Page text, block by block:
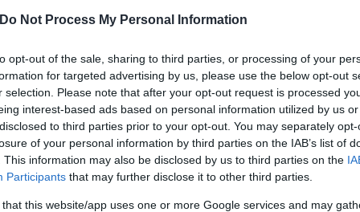
Do Not Process My Personal Information
opt-out of the sale, sharing to third parties, or processing of your
for targeted advertising by us, please use the below opt-out
selection. Please note that after your opt-out request is processed
interest-based ads based on personal information utilized by us
to third parties prior to your opt-out. You may separately
of your personal information by third parties on the IAB’s list of
This information may also be disclosed by us to third parties on the
Participants that may further disclose it to other third parties.
that this website/app uses one or more Google services and may
ώρα Ελλάδας όπου θεωρείται πολύ πιθανό να
«Annuntio vobis gaudium magnum: Habemus
Σε κάθε περίπτωση, ο νέος Πάπας απαιτείται να
να εκλεγεί.